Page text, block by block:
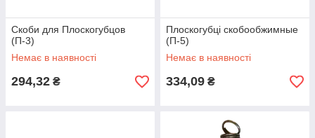
Скоби для Плоскогубцов
(П-3)
Немає в наявності
294,32 ₴
Плоскогубці скобообжимные
(П-5)
Немає в наявності
334,09 ₴